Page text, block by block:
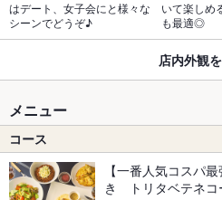
はデート、女子会にと様々な
シーンでどうぞ♪
いて楽しめ
も最適◎
店内外観
メニュー
コース
【一番人気コスパ
き トリタベテネコ